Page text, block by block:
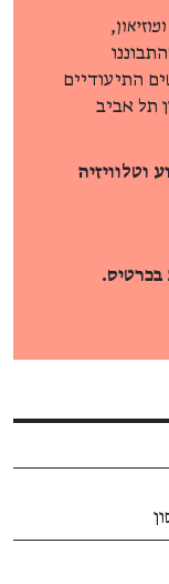
,
התיעודיים
ה־90 למוזיאון תל אביב
וטלוויזיה